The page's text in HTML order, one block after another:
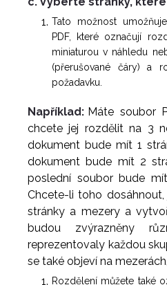
Tato možnost
PDF, které označují
miniaturou v náhledu
(přerušované čáry) a
požadavku.
Například: Máte soubor
chcete jej rozdělit na 3
dokument bude mít 1
dokument bude mít 2
poslední soubor bude
Chcete-li toho
stránky a mezery a
budou zvýrazněny
reprezentovaly každou
se také objeví na
Rozdělení můžete také